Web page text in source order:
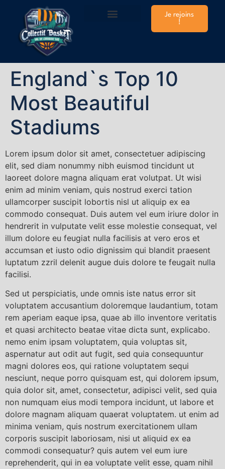
Je rejoins
!
England`s Top 10
Most Beautiful
Stadiums
Lorem ipsum dolor sit amet, consectetuer adipiscing
elit, sed diam nonummy nibh euismod tincidunt ut
laoreet dolore magna aliquam erat volutpat. Ut wisi
enim ad minim veniam, quis nostrud exerci tation
ullamcorper suscipit lobortis nisl ut aliquip ex ea
commodo consequat. Duis autem vel eum iriure dolor in
hendrerit in vulputate velit esse molestie consequat, vel
illum dolore eu feugiat nulla facilisis at vero eros et
accumsan et iusto odio dignissim qui blandit praesent
luptatum zzril delenit augue duis dolore te feugait nulla
facilisi.
Sed ut perspiciatis, unde omnis iste natus error sit
voluptatem accusantium doloremque laudantium, totam
rem aperiam eaque ipsa, quae ab illo inventore veritatis
et quasi architecto beatae vitae dicta sunt, explicabo.
nemo enim ipsam voluptatem, quia voluptas sit,
aspernatur aut odit aut fugit, sed quia consequuntur
magni dolores eos, qui ratione voluptatem sequi
nesciunt, neque porro quisquam est, qui dolorem ipsum,
quia dolor sit, amet, consectetur, adipisci velit, sed quia
non numquam eius modi tempora incidunt, ut labore et
dolore magnam aliquam quaerat voluptatem. ut enim ad
minima veniam, quis nostrum exercitationem ullam
corporis suscipit laboriosam, nisi ut aliquid ex ea
commodi consequatur? quis autem vel eum iure
reprehenderit, qui in ea voluptate velit esse, quam nihil